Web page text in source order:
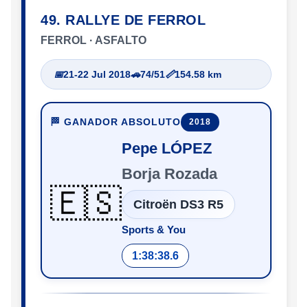
49. RALLYE DE FERROL
FERROL · ASFALTO
📅21-22 Jul 2018🚗74/51📏154.58 km
🏁 GANADOR ABSOLUTO 2018
🇪🇸
Pepe LÓPEZ
Borja Rozada
Citroën DS3 R5
Sports & You
1:38:38.6